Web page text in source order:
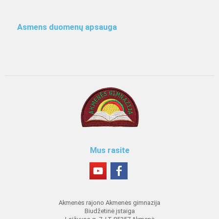
Asmens duomenų apsauga
Mus rasite
Akmenės rajono Akmenės gimnazija
Biudžetinė įstaiga